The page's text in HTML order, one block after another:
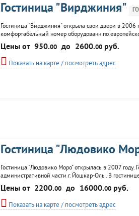
Гостиница "Вирджиния"
Гостиница "Вирджиния" открыла свои двери в 2006
комфортабельный номер оборудованн по
саунах, для деловых людей предоставляется
Цены от 950.00 до 2600.00руб.
Показать на карте / посмотреть адрес
Гостиница "Людовико
Гостиница "Людовико Моро" открылась в 2007 году.
административной части г. Йошкар-Олы. В
Эконом, 8 номеров - Бизнес, 9 номеров - Студия и 1
Цены от 2200.00 до 16000.00руб.
Показать на карте / посмотреть адрес